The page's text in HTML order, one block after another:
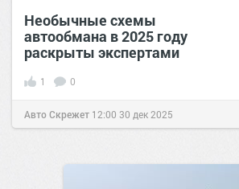
Необычные схемы
автообмана в 2025 году
раскрыты экспертами
1 0
Авто Скрежет 12:00 30 дек 2025